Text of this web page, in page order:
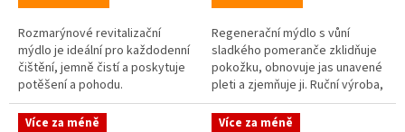
Rozmarýnové revitalizační
mýdlo je ideální pro každodenní
čištění, jemně čistí a poskytuje
potěšení a pohodu.
Regenerační mýdlo s vůní
sladkého pomeranče zklidňuje
pokožku, obnovuje jas unavené
pleti a zjemňuje ji. Ruční výroba,
studený proces. I nadále
dodržujeme ekologicky...
Více za méně Více za méně